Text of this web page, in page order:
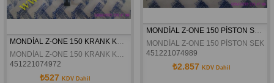
MONDİAL Z-ONE 150 KRANK KOMPLE ORJİNAL
MONDİAL Z-ONE 150 KRANK KOMPLE ORJİNAL
451221074972
₺527 KDV Dahil
MONDİAL Z-ONE 150 PİSTON SEKMAN SETİ KOMPLE ORJİNAL
MONDİAL Z-ONE 150 PİSTON
451221074989
₺2.857 KDV Dahil